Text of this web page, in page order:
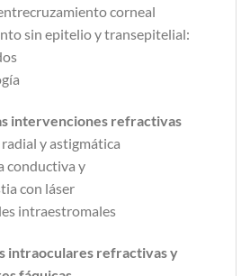
corneal
sin epitelio y transepitelial:
intervenciones refractivas
y astigmática
conductiva y
con láser
intraestromales
intraoculares refractivas y